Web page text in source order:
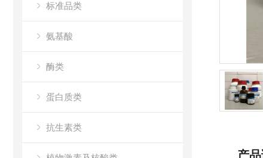
标准品类
氨基酸
酶类
蛋白质类
抗生素类
产